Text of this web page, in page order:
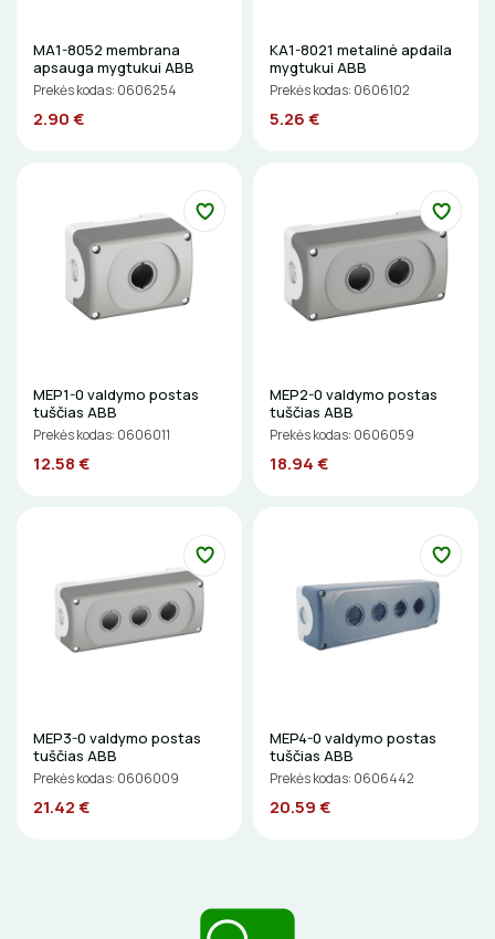
ŽIBINTUVĖLIAI
GRĘŽIMO KARŪNOS, GRĄŽTAI
GULSČIUKAI
PJOVIMO ĮRANKIAI
ELEKTRINIAI ĮRANKIAI
ŽYMEKLIAI
MA1-8052 membrana
apsauga mygtukui ABB
Prekės kodas: 0606254
2.90 €
KA1-8021 metalinė apdaila
mygtukui ABB
Prekės kodas: 0606102
5.26 €
MEP1-0 valdymo postas
tuščias ABB
Prekės kodas: 0606011
12.58 €
MEP2-0 valdymo postas
tuščias ABB
Prekės kodas: 0606059
18.94 €
MEP3-0 valdymo postas
tuščias ABB
Prekės kodas: 0606009
21.42 €
MEP4-0 valdymo postas
tuščias ABB
Prekės kodas: 0606442
20.59 €